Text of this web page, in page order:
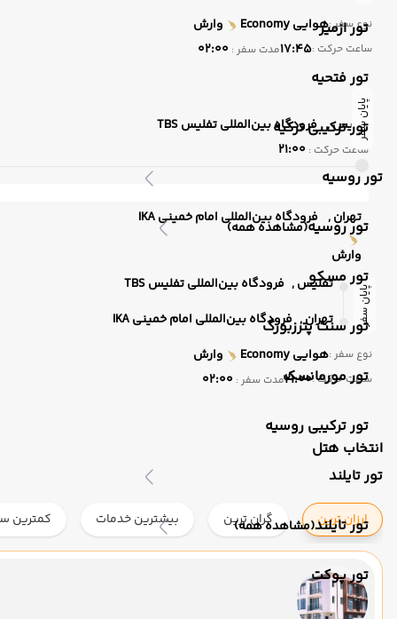
تور ازمیر
تور فتحیه
تور ترکیبی ترکیه
تور روسیه
تور روسیه(مشاهده همه)
تور مسکو
تور سنت پترزبورگ
تور مورمانسک
تور ترکیبی روسیه
تور تایلند
تور تایلند(مشاهده همه)
تور پوکت
نوع سفر :هوایی وارش
ساعت حرکت :17:45مدت سفر : 02:00
پایان سفر
تفلیس , فرودگاه بین‌المللی تفلیس TBS
ساعت حرکت : 21:00
تهران , فرودگاه بین‌المللی امام خمینی IKA
وارش
پایان سفر تفلیس , فرودگاه بین‌المللی تفلیس TBS
تهران , فرودگاه بین‌المللی امام خمینی IKA
نوع سفر :هوایی وارش
ساعت حرکت :21:00مدت سفر : 02:00
انتخاب هتل
ارزان ترین گران ترین بیشترین خدمات کمترین